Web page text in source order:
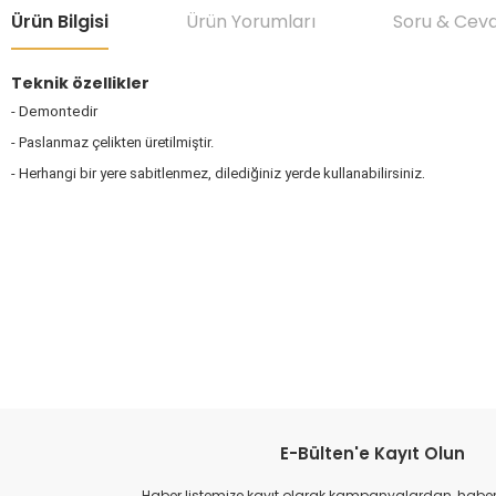
Ürün Bilgisi Ürün Yorumları Soru &
Teknik özellikler
- Demontedir
- Paslanmaz çelikten üretilmiştir.
- Herhangi bir yere sabitlenmez, dilediğiniz yerde kullanabilirsiniz
Bu ürünün fiyat bilgisi, resim, ürün açıklamalarında ve diğer
E-Bülten'e Kayıt Olun